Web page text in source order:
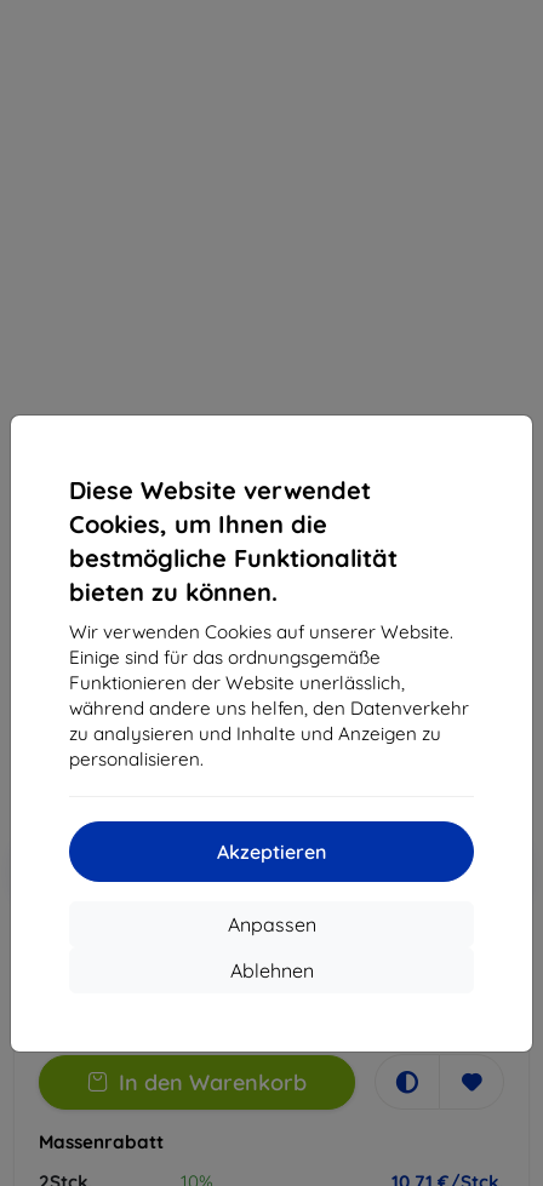
Diese Website verwendet
Cookies, um Ihnen die
bestmögliche Funktionalität
bieten zu können.
Wir verwenden Cookies auf unserer Website.
Einige sind für das ordnungsgemäße
Funktionieren der Website unerlässlich,
während andere uns helfen, den Datenverkehr
zu analysieren und Inhalte und Anzeigen zu
personalisieren.
Akzeptieren
Anpassen
Ablehnen
3mk ARC+ Schutzfolie für OnePlus 13R
Geeignet für: OnePlus 13R
11,90 €
10,71 €
-10%
Rabatt mit Gutschein
EXTRA10
Warenkorb
In den Warenkorb
Massenrabatt